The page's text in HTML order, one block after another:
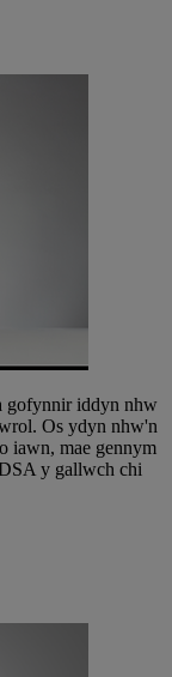
gofynnir iddyn nhw
Os ydyn nhw'n
iawn, mae gennym
y gallwch chi